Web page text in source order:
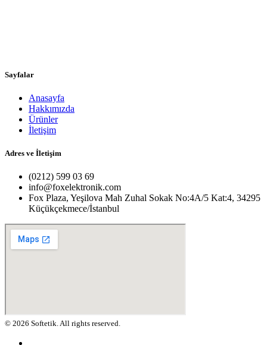
Sayfalar
Anasayfa
Hakkımızda
Ürünler
İletişim
Adres ve İletişim
(0212) 599 03 69
info@foxelektronik.com
Fox Plaza, Yeşilova Mah Zuhal Sokak No:4A/5 Kat:4, 34295
Küçükçekmece/İstanbul
© 2026 Softetik. All rights reserved.